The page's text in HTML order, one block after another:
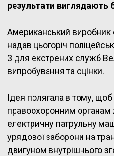
результати виглядають
Американський виробник
надав цьогоріч
3 для екстрених служб
випробування та оцінки.
Ідея полягала в тому,
правоохоронним органам
електричну патрульну
урядової заборони на
двигуном внутрішнього